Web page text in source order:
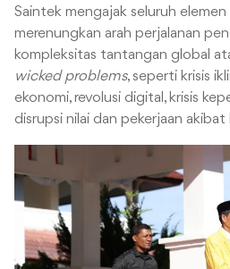
Saintek mengajak seluruh
merenungkan arah perjalanan
kompleksitas tantangan global
wicked problems, seperti krisis
ekonomi, revolusi digital, krisis
disrupsi nilai dan pekerjaan